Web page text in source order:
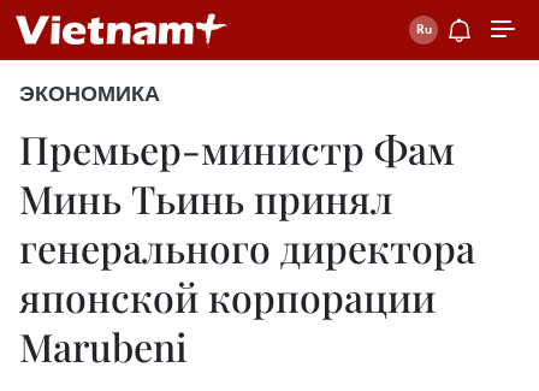
ЭКОНОМИКА
Премьер-министр Фам
Минь Тьинь принял
генерального директора
японской корпорации
Marubeni